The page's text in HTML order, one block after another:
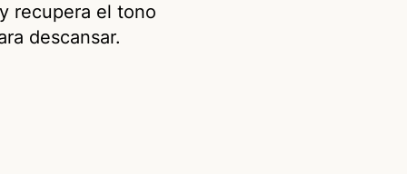
recupera el tono
descansar.